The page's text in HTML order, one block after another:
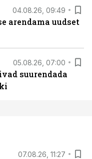
04.08.26, 09:49
arendama uudset
05.08.26, 07:00
suurendada
07.08.26, 11:27